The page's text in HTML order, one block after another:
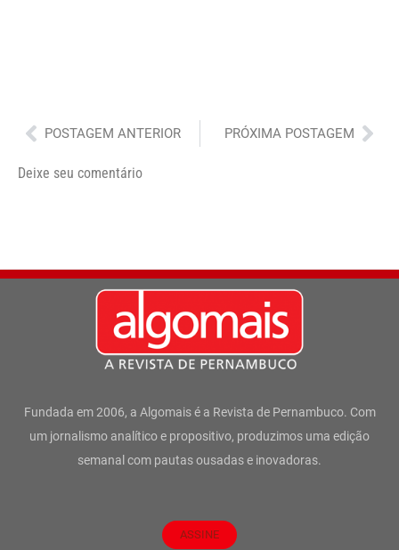
Anterior
POSTAGEM ANTERIOR PRÓXIMA POSTAGEM
Deixe seu comentário
Fundada em 2006, a Algomais é a Revista de Pernambuco. Com
um jornalismo analítico e propositivo, produzimos uma edição
semanal com pautas ousadas e inovadoras.
ASSINE